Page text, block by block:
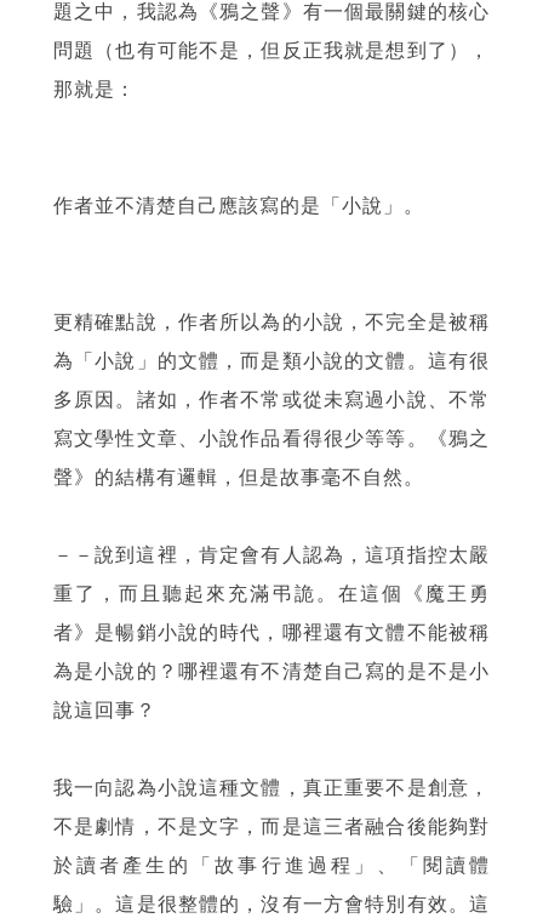
題之中，我認為《鴉之聲》有一個最關鍵的核心
問題（也有可能不是，但反正我就是想到了），
那就是：
作者並不清楚自己應該寫的是「小說」。
更精確點說，作者所以為的小說，不完全是被稱
為「小說」的文體，而是類小說的文體。這有很
多原因。諸如，作者不常或從未寫過小說、不常
寫文學性文章、小說作品看得很少等等。《鴉之
聲》的結構有邏輯，但是故事毫不自然。
－－說到這裡，肯定會有人認為，這項指控太嚴
重了，而且聽起來充滿弔詭。在這個《魔王勇
者》是暢銷小說的時代，哪裡還有文體不能被稱
為是小說的？哪裡還有不清楚自己寫的是不是小
說這回事？
我一向認為小說這種文體，真正重要不是創意，
不是劇情，不是文字，而是這三者融合後能夠對
於讀者產生的「故事行進過程」、「閱讀體
驗」。這是很整體的，沒有一方會特別有效。這